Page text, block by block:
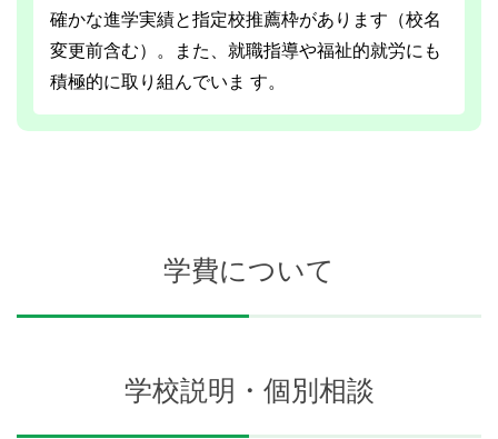
確かな進学実績と指定校推薦枠があります（校名
変更前含む）。また、就職指導や福祉的就労にも
積極的に取り組んでいま す。
学費について
学校説明・個別相談